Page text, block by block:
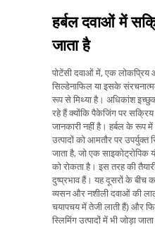
हर्बल दवाओं में
जाता है
पोटेंसी दवाओं में, एक लोकप्रिय
सिल्डेनाफिल या इसके
रूप से मिथ्या है। अधिकांश
रहे हैं क्योंकि पैकेजिंग पर सक्रिय
जानकारी नहीं है। हर्बल के रूप
उत्पादों को आमतौर पर
जाता है, जो एक
को रोकता है। इस तरह की
दुष्प्रभाव हैं। यह दूसरों के बीच
व्यसन और नशीली दवाओं की
चयापचय में तेजी लाती हैं) और
स्लिमिंग उत्पादों में भी जोड़ा